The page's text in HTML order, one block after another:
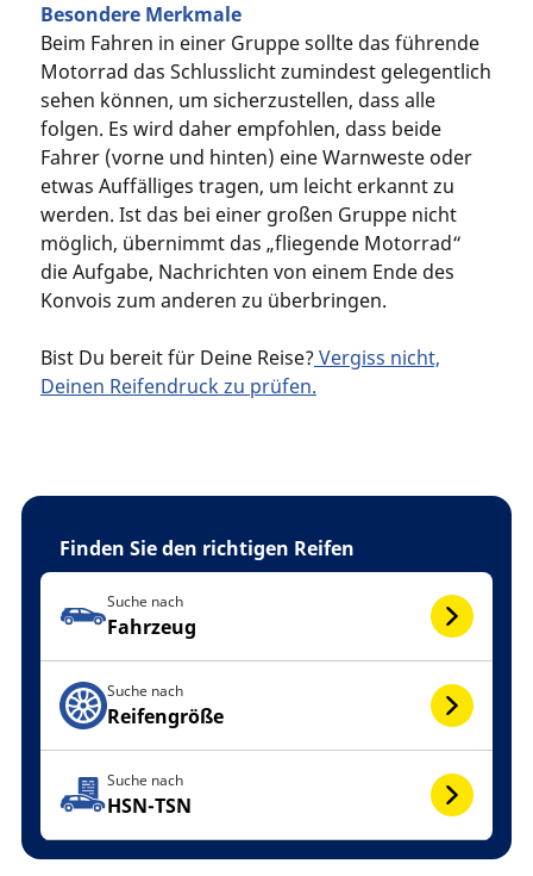
Besondere Merkmale
Beim Fahren in einer Gruppe sollte das führende
Motorrad das Schlusslicht zumindest gelegentlich
sehen können, um sicherzustellen, dass alle
folgen. Es wird daher empfohlen, dass beide
Fahrer (vorne und hinten) eine Warnweste oder
etwas Auffälliges tragen, um leicht erkannt zu
werden. Ist das bei einer großen Gruppe nicht
möglich, übernimmt das „fliegende Motorrad“
die Aufgabe, Nachrichten von einem Ende des
Konvois zum anderen zu überbringen.
Bist Du bereit für Deine Reise?Vergiss nicht,
Deinen Reifendruck zu prüfen.
Finden Sie den richtigen Reifen
Suche nach
Fahrzeug
Suche nach
Reifengröße
Suche nach
HSN-TSN